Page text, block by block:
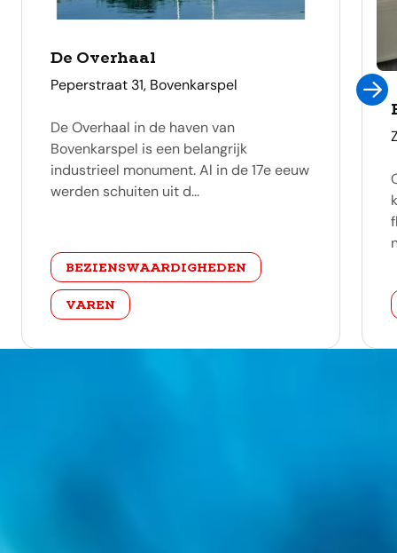
De Overhaal
adres
Peperstraat 31, Bovenkarspel
De Overhaal in de haven van
Bovenkarspel is een belangrijk
industrieel monument. Al in de 17e eeuw
werden schuiten uit d...
categorie
BEZIENSWAARDIGHEDEN
VAREN